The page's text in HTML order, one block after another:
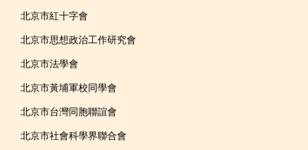
北京市紅十字會
北京市思想政治工作研究會
北京市法學會
北京市黃埔軍校同學會
北京市台灣同胞聯誼會
北京市社會科學界聯合會